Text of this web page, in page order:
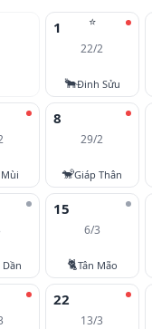
⭐
1
22/2
🐂Đinh Sửu
8
29/2
🐒Giáp Thân
Dần
15
6/3
🐈Tân Mão
22
13/3